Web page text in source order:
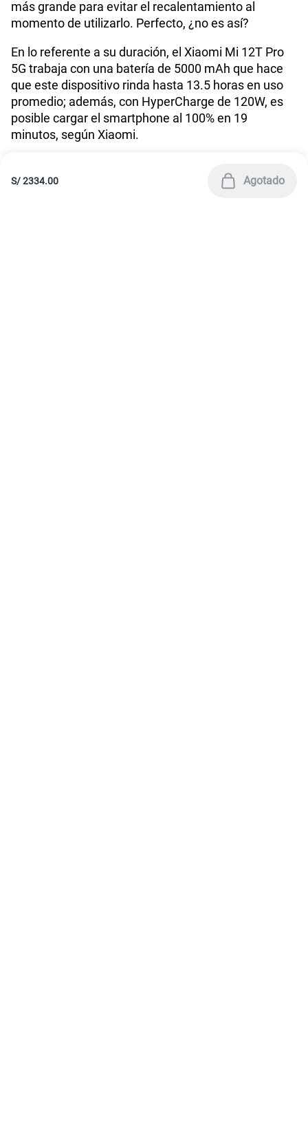
América Móvil Perú S.A.C. | RUC 20467534026
Todos los derechos reservados 2026
Términos y condiciones de la web|
Condiciones de garantía de equipos|
Política de Privacidad Derechos ARCO |
Sistema de consultas Tarifarias|Neutralidad de Red |
Sistema de Consulta de Deudas| Legal y regulatorio